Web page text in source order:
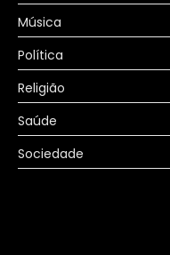
Música
Política
Religião
Saúde
Sociedade